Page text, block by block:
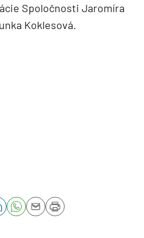
Spoločnosti Jaromíra
Koklesová.